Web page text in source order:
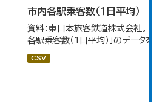
市内各駅乗客数（１日平均）
資料：東日本旅客鉄道株式会社。
各駅乗客数（1日平均）」のデータを参
CSV